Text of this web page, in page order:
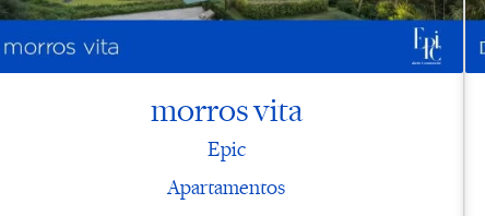
morros vita
Epic
Apartamentos